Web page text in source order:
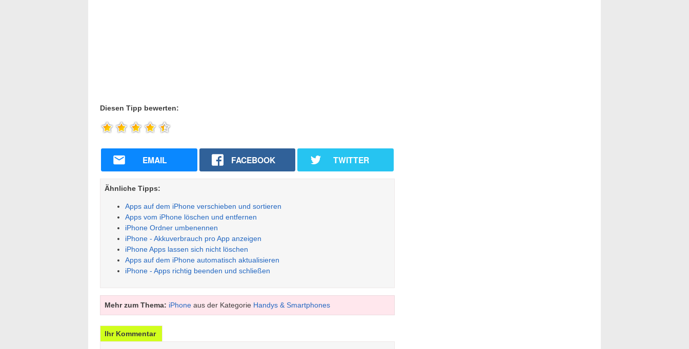
Diesen Tipp bewerten:
EMAIL FACEBOOK TWITTER
Ähnliche Tipps:
Apps auf dem iPhone verschieben und sortieren
Apps vom iPhone löschen und entfernen
iPhone Ordner umbenennen
iPhone - Akkuverbrauch pro App anzeigen
iPhone Apps lassen sich nicht löschen
Apps auf dem iPhone automatisch aktualisieren
iPhone - Apps richtig beenden und schließen
Mehr zum Thema: iPhone aus der Kategorie Handys & Smartphones
Ihr Kommentar